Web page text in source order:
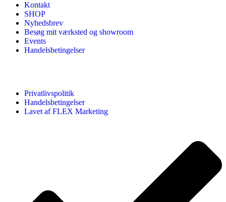
Kontakt
SHOP
Nyhedsbrev
Besøg mit værksted og showroom
Events
Handelsbetingelser
Privatlivspolitik
Handelsbetingelser
Lavet af FLEX Marketing